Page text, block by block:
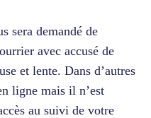
sera demandé de
avec accusé de
et lente. Dans d’autres
ligne mais il n’est
au suivi de votre